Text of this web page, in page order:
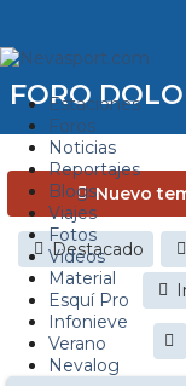
Estaciones
Foros
Noticias
Reportajes
Blogs
Viajes
Fotos
Videos
Material
Esquí Pro
Infonieve
Verano
Nevalog
FORO
Nuevo
Destacado